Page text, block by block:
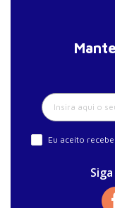
Eu aceito